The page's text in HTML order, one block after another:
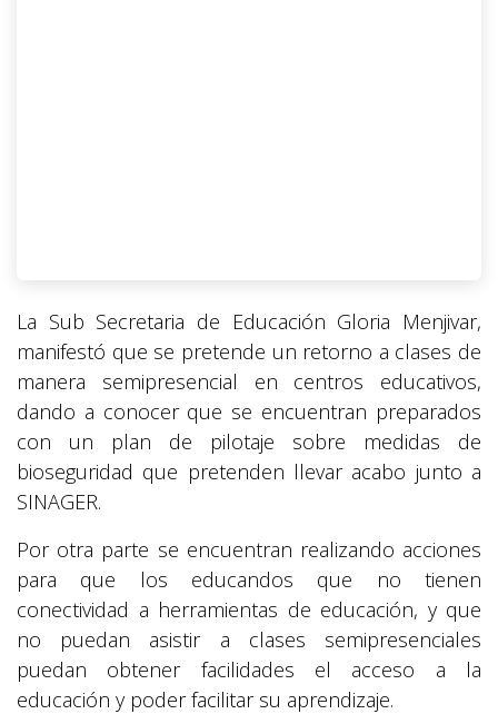
La Sub Secretaria de Educación Gloria Menjivar,
manifestó que se pretende un retorno a clases de
manera semipresencial en centros educativos,
dando a conocer que se encuentran preparados
con un plan de pilotaje sobre medidas de
bioseguridad que pretenden llevar acabo junto a
SINAGER.
Por otra parte se encuentran realizando acciones
para que los educandos que no tienen
conectividad a herramientas de educación, y que
no puedan asistir a clases semipresenciales
puedan obtener facilidades el acceso a la
educación y poder facilitar su aprendizaje.